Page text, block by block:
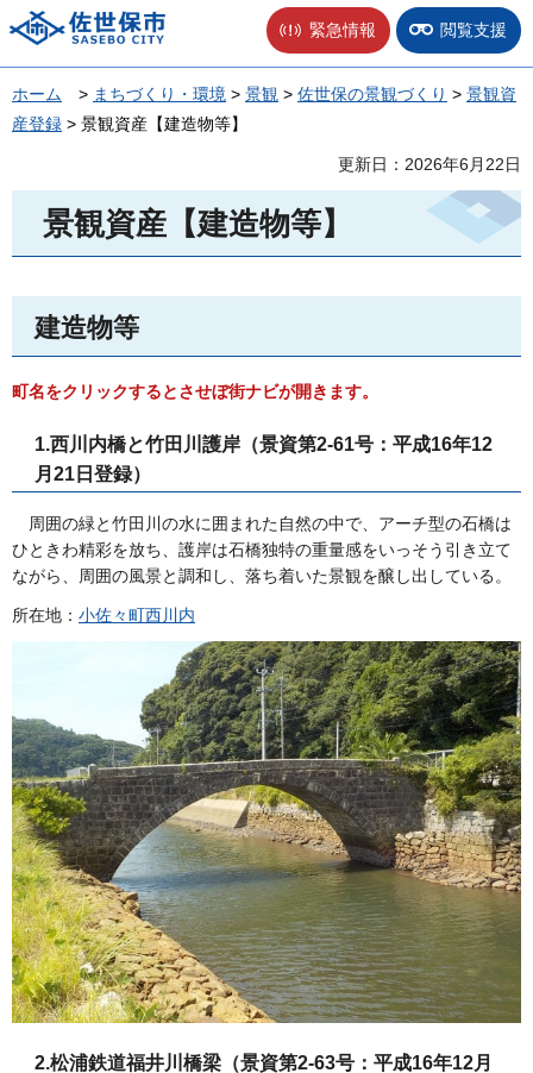
佐世保市 緊急情報 閲覧支援
ホーム > まちづくり・環境 > 景観 > 佐世保の景観づくり > 景観資
産登録 > 景観資産【建造物等】
更新日：2026年6月22日
景観資産【建造物等】
建造物等
町名をクリックするとさせぼ街ナビが開きます。
1.西川内橋と竹田川護岸（景資第2-61号：平成16年12
月21日登録）
周囲の緑と竹田川の水に囲まれた自然の中で、アーチ型の石橋は
ひときわ精彩を放ち、護岸は石橋独特の重量感をいっそう引き立て
ながら、周囲の風景と調和し、落ち着いた景観を醸し出している。
所在地： 小佐々町西川内
2.松浦鉄道福井川橋梁（景資第2-63号：平成16年12月